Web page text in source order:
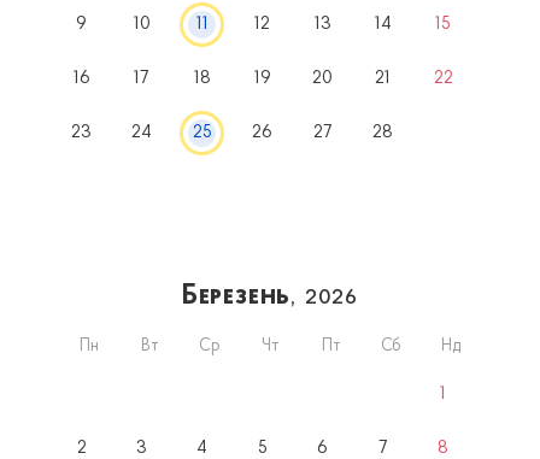
9 10 12 13 14 15
16 17 18 19 20 21 22
23 24 25 26 27 28
Березень, 2026
Пн Вт Ср Чт Пт Сб Нд
1
2 3 4 5 6 7 8